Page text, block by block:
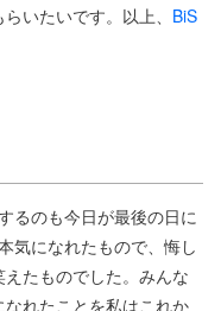
いたいです。以上、 BiS
るのも今日が最後の日に
気になれたもので、悔し
たものでした。みんな
れたことを私はこれか